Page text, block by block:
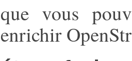
que vous
enrichir